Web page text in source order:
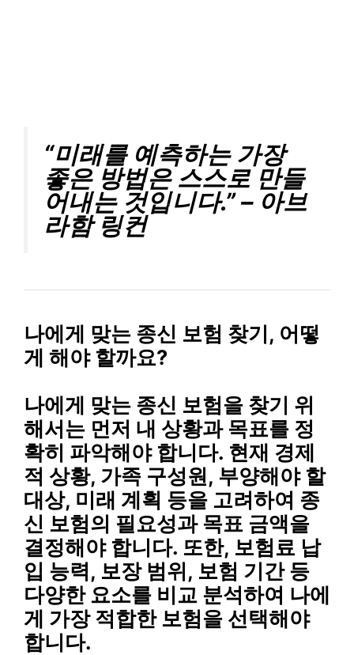
“미래를 예측하는 가장
좋은 방법은 스스로 만들
어내는 것입니다.” – 아브
라함 링컨
나에게 맞는 종신 보험 찾기, 어떻
게 해야 할까요?
나에게 맞는 종신 보험을 찾기 위
해서는 먼저 내 상황과 목표를 정
확히 파악해야 합니다. 현재 경제
적 상황, 가족 구성원, 부양해야 할
대상, 미래 계획 등을 고려하여 종
신 보험의 필요성과 목표 금액을
결정해야 합니다. 또한, 보험료 납
입 능력, 보장 범위, 보험 기간 등
다양한 요소를 비교 분석하여 나에
게 가장 적합한 보험을 선택해야
합니다.